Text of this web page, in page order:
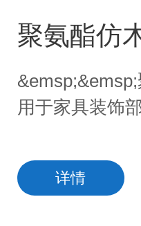
聚氨酯仿
用于家具装饰
详情